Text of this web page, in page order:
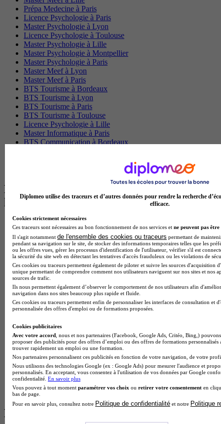
Prépa Medecine à Paris
Licence Psychologie à Paris
Master Psychologie à Lyon
Licence Psychologie à Toulouse
Master Psychologie à Lille
Master Psychologie à Montpellier
Master Psychologie à Paris
Master Meef à Lyon
Master Meef à Paris
BTS Tourisme à Bordeaux
BTS Tourisme à Lyon
BTS Tourisme à Paris
BTS Tourisme à Toulouse
Licence Psychologie à Lille
Master Informatique à Paris
BTS Communication à Bordeaux
Les intitulés de diplôme par alternance
les plus recherchés
BTS Esf en alternance
BTS Dietetique en alternance
BTS Mco en alternance
BTS Pi en alternance
BTS Sp3s en alternance
Master CCA en alternance
BTS Ndrc en alternance
BTS Sam en alternance
Cap Fleuriste en alternance
BTS Sio en alternance
MSc Marketing Digital en alternance
Cap Electricien en alternance
BTS Gpn en alternance
BTS Domotique en alternance
BAC Pro Agora en alternance
BTS Sta en alternance
BTS Iris en alternance
BTS Tpl en alternance
BTS Ati en alternance
Les diplômes par filière les plus
Diplomeo utilise des traceurs et d’autres données pour rendre la recherche
efficace.
Cookies strictement nécessaires
Ces traceurs sont nécessaires au bon fonctionnement de nos services et ne peuvent pas être
Il s'agit notamment de l'ensemble des cookies ou traceurs permettant de
pendant sa navigation sur le site, de stocker des informations temporaires telles que les
ou les offres vues, gérer les processus d'identification de l'utilisateur, vérifier s'il est
la sécurité du site web en détectant les tentatives d'accès frauduleux ou les violations de
Ces cookies ou traceurs permettent également de piloter et suivre les sources d'acquisition
unique permettant de comprendre comment nos utilisateurs naviguent sur nos sites et nos
sources de trafic.
Ils nous permettent également d’observer le comportement de nos utilisateurs afin
navigation dans nos sites beaucoup plus rapide et fluide.
Ces cookies ou traceurs permettent enfin de personnaliser les interfaces de consultation et
personnalisée des offres d'emploi ou de formations proposées.
Cookies publicitaires
Avec votre accord , nous et nos partenaires (Facebook, Google Ads, Critéo, Bing,)
proposer des publicités pour des offres d’emploi ou des offres de formations
trouver rapidement un emploi ou une formation.
Nos partenaires personnalisent ces publicités en fonction de votre navigation, de votre
Nous utilisons des technologies Google (ex : Google Ads) pour mesurer l'audience et
personnalisés. En acceptant, vous consentez à l'utilisation de vos données par Google
confidentialité. En savoir plus
Vous pouvez à tout moment paramétrer vos choix ou retirer votre consentement en
bas de page.
Pour en savoir plus, consultez notre Politique de confidentialité et notre Politique